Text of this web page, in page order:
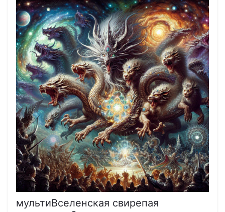
мультиВселенская свирепая